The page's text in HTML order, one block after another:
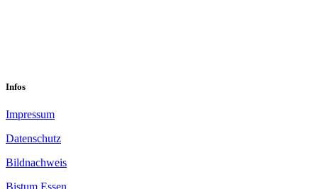
Infos
Impressum
Datenschutz
Bildnachweis
Bistum Essen